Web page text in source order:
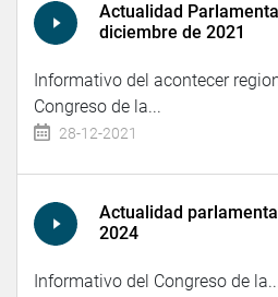
Actualidad
diciembre de 2021
Informativo del acontecer
Congreso de la...
28-12-2021
Actualidad
2024
Informativo del Congreso de